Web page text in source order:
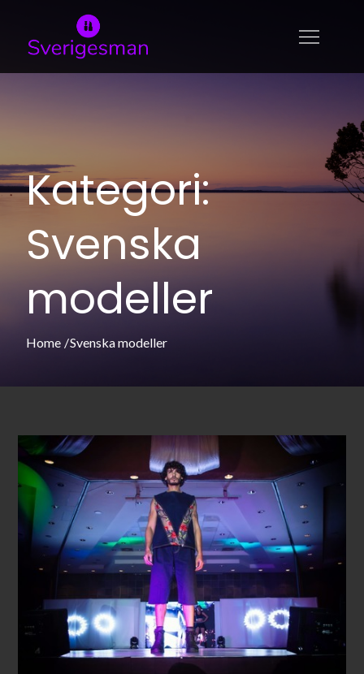
content
sverigesman.se
Allt om skönhet och modeller
Kategori:
Svenska
modeller
Home Svenska modeller